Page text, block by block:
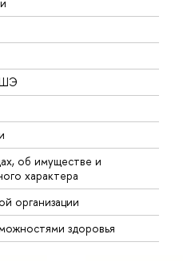
об имуществе и
характера
организации
здоровья